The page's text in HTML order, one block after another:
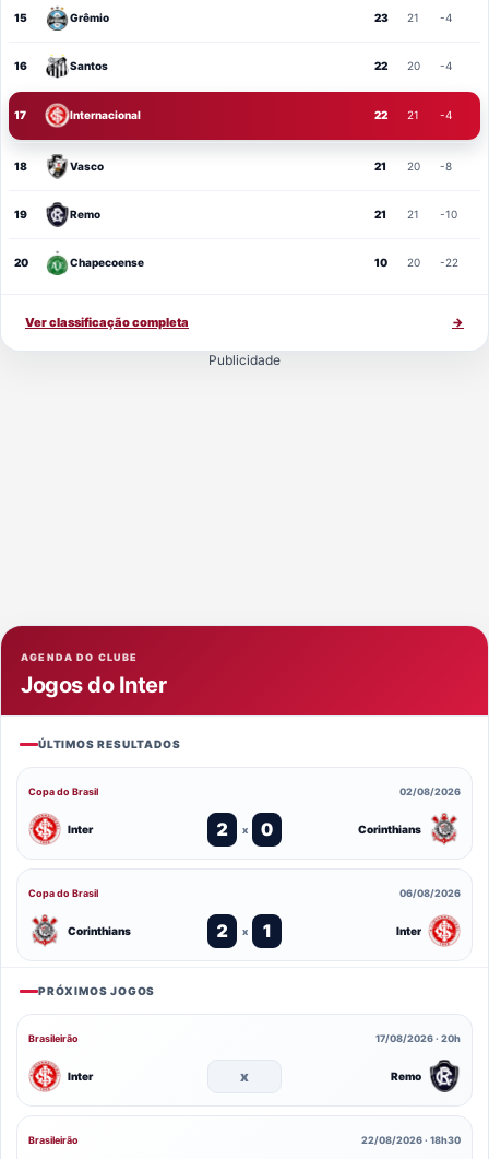
15 Grêmio 23 21 -4
16 Santos 22 20 -4
17 Internacional 22 21 -4
18 Vasco 21 20 -8
19 Remo 21 21 -10
20 Chapecoense 10 20 -22
Ver classificação completa →
Publicidade
AGENDA DO CLUBE
Jogos do Inter
ÚLTIMOS RESULTADOS
Copa do Brasil 02/08/2026
Inter 2 x 0 Corinthians
Copa do Brasil 06/08/2026
Corinthians 2 x 1 Inter
PRÓXIMOS JOGOS
Brasileirão 17/08/2026 · 20h
Inter x Remo
Brasileirão 22/08/2026 · 18h30